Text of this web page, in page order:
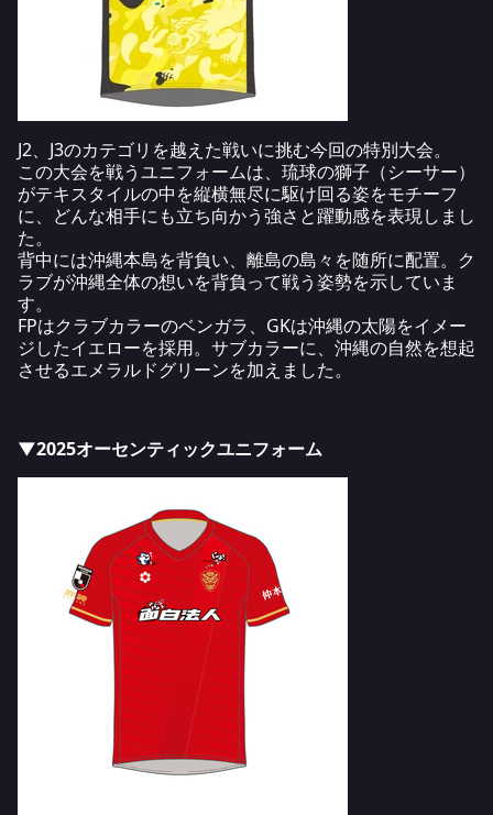
J2、J3のカテゴリを越えた戦いに挑む今回の特別大会。
この大会を戦うユニフォームは、琉球の獅子（シーサー）
がテキスタイルの中を縦横無尽に駆け回る姿をモチーフ
に、どんな相手にも立ち向かう強さと躍動感を表現しまし
た。
背中には沖縄本島を背負い、離島の島々を随所に配置。ク
ラブが沖縄全体の想いを背負って戦う姿勢を示していま
す。
FPはクラブカラーのベンガラ、GKは沖縄の太陽をイメー
ジしたイエローを採用。サブカラーに、沖縄の自然を想起
させるエメラルドグリーンを加えました。
▼2025オーセンティックユニフォーム